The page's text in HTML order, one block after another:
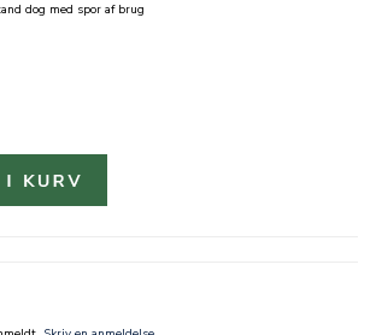
dog med spor af brug